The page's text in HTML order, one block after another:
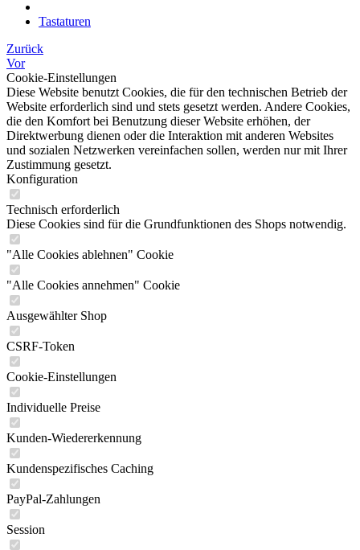
Tastaturen
Zurück
Vor
Cookie-Einstellungen
Diese Website benutzt Cookies, die für den technischen Betrieb der
Website erforderlich sind und stets gesetzt werden. Andere Cookies,
die den Komfort bei Benutzung dieser Website erhöhen, der
Direktwerbung dienen oder die Interaktion mit anderen Websites
und sozialen Netzwerken vereinfachen sollen, werden nur mit Ihrer
Zustimmung gesetzt.
Konfiguration
Technisch erforderlich
Diese Cookies sind für die Grundfunktionen des Shops notwendig.
"Alle Cookies ablehnen" Cookie
"Alle Cookies annehmen" Cookie
Ausgewählter Shop
CSRF-Token
Cookie-Einstellungen
Individuelle Preise
Kunden-Wiedererkennung
Kundenspezifisches Caching
PayPal-Zahlungen
Session